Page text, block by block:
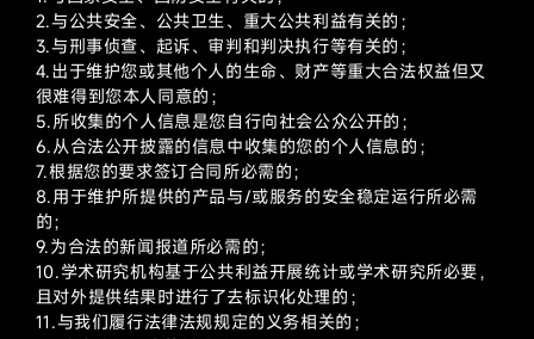
2.与公共安全、公共卫生、重大公共利益有关的；
3.与刑事侦查、起诉、审判和判决执行等有关的；
4.出于维护您或其他个人的生命、财产等重大合法权益但又
很难得到您本人同意的；
5.所收集的个人信息是您自行向社会公众公开的；
6.从合法公开披露的信息中收集的您的个人信息的；
7.根据您的要求签订合同所必需的；
8.用于维护所提供的产品与/或服务的安全稳定运行所必需
的；
9.为合法的新闻报道所必需的；
10.学术研究机构基于公共利益开展统计或学术研究所必要，
且对外提供结果时进行了去标识化处理的；
11.与我们履行法律法规规定的义务相关的；